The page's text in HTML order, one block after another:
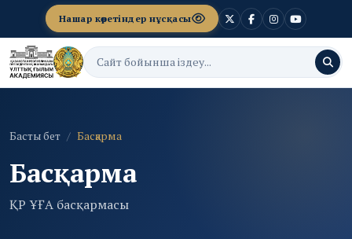
Нашар көретіндер нұсқасы
Басты бет Басқарма
Басқарма
ҚР ҰҒА басқармасы